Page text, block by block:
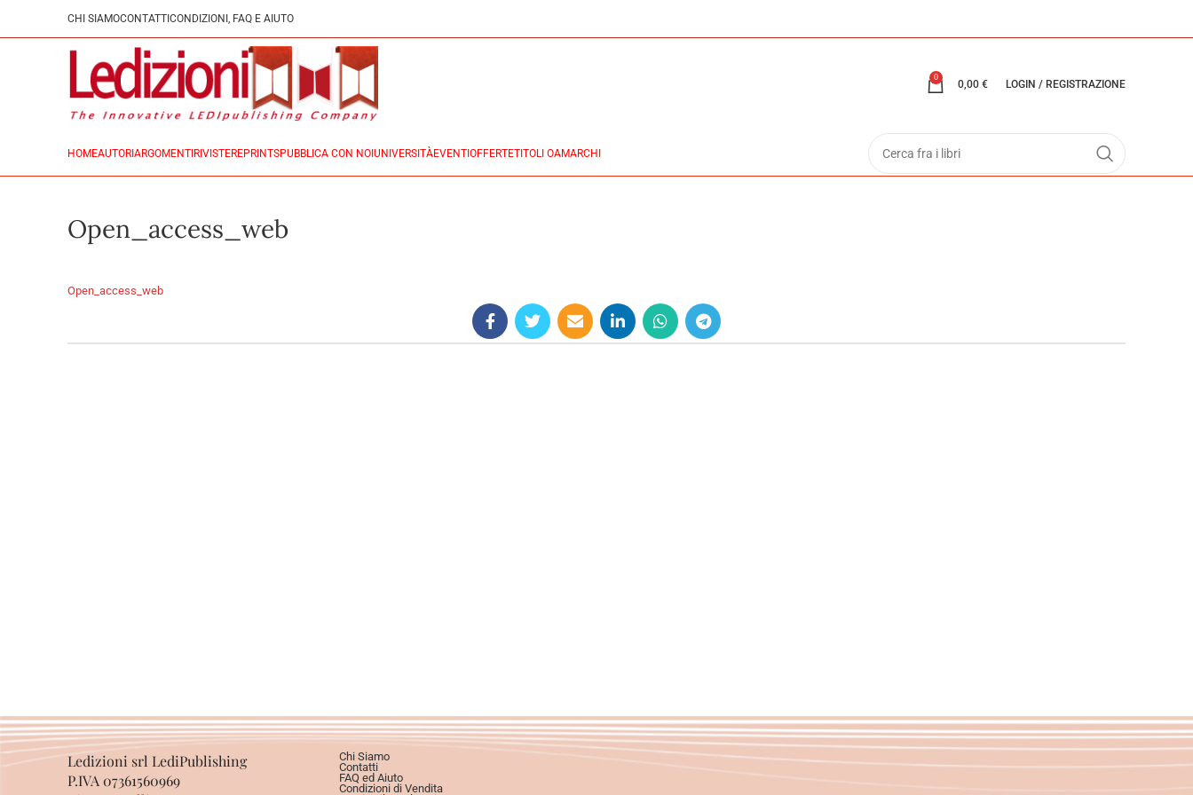
CHI SIAMOCONTATTI CONDIZIONI, FAQ E AIUTO
0
0,00 € LOGIN / REGISTRAZIONE
HOMEAUTORI ARGOMENTI RIVISTEREPRINTSPUBBLICA CON NOI UNIVERSITÀEVENTI OFFERTETITOLI OAMARCHI
Open_access_web
Open_access_web
Ledizioni srl LediPublishing
P.IVA 07361560969
Chi Siamo
Contatti
FAQ ed Aiuto
Condizioni di Vendita